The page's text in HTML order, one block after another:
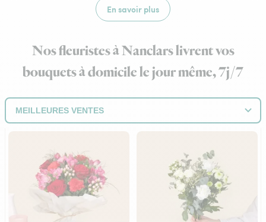
En savoir plus
Nos fleuristes à Nanclars livrent vos
bouquets à domicile le jour même, 7j/7